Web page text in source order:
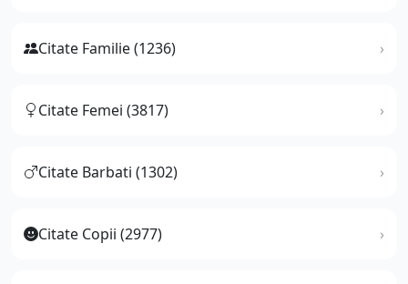
Citate Familie (1236)
Citate Femei (3817)
Citate Barbati (1302)
Citate Copii (2977)